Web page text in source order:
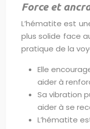
Force et
L’hématite est
plus solide face
pratique de la
Elle
aider à
Sa vibration
aider à se
L’hématite